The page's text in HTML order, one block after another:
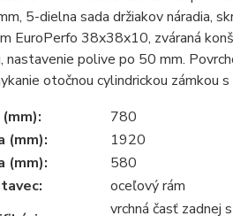
5-dielna sada držiakov náradia,
EuroPerfo 38x38x10, zváraná
nastavenie polive po 50 mm.
otočnou cylindrickou zámkou
780
(mm):
1920
(mm):
580
oceľový rám
vrchná časť zadnej